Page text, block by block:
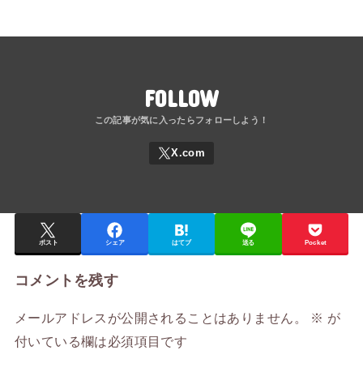
FOLLOW
ポスト シェア はてブ 送る Pocket
コメントを残す
メールアドレスが公開されることはありません。 ※ が
付いている欄は必須項目です